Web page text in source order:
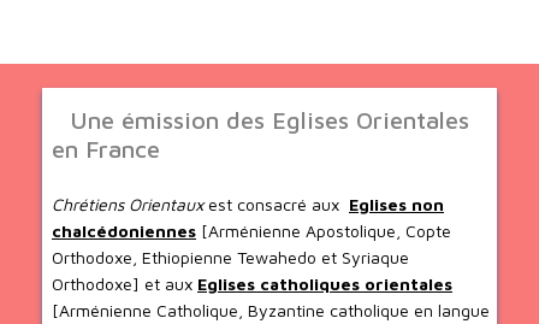
Une émission des Eglises Orientales
en France
Chrétiens Orientauxest consacré aux Eglises non
chalcédoniennes [Arménienne Apostolique, Copte
Orthodoxe, Ethiopienne Tewahedo et Syriaque
Orthodoxe] et aux Eglises catholiques orientales
[Arménienne Catholique, Byzantine catholique en langue